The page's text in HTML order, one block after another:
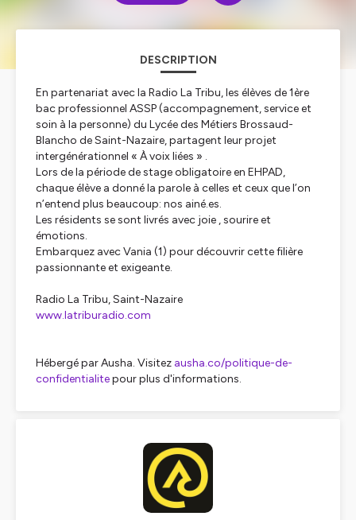
DESCRIPTION
En partenariat avec la Radio La Tribu, les élèves de 1ère
bac professionnel ASSP (accompagnement, service et
soin à la personne) du Lycée des Métiers Brossaud-
Blancho de Saint-Nazaire, partagent leur projet
intergénérationnel « À voix liées » .
Lors de la période de stage obligatoire en EHPAD,
chaque élève a donné la parole à celles et ceux que l’on
n’entend plus beaucoup: nos ainé.es.
Les résidents se sont livrés avec joie , sourire et
émotions.
Embarquez avec Vania (1) pour découvrir cette filière
passionnante et exigeante.
Radio La Tribu, Saint-Nazaire
www.latriburadio.com
Hébergé par Ausha. Visitez ausha.co/politique-de-
confidentialitepour plus d'informations.